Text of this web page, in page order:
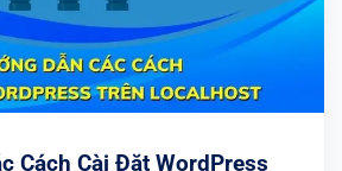
Cách Cài Đặt WordPress